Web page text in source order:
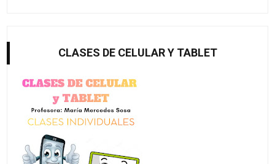
CLASES DE CELULAR Y TABLET